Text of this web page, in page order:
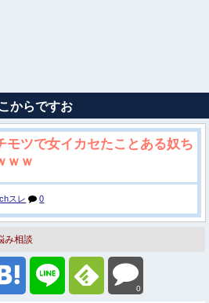
からですお
モツで女イカセたことある奴ち
ｗｗ
スレ 0
み相談
0